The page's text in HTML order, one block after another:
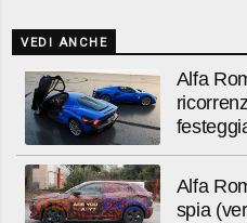
VEDI ANCHE
Alfa
Alfa
spia